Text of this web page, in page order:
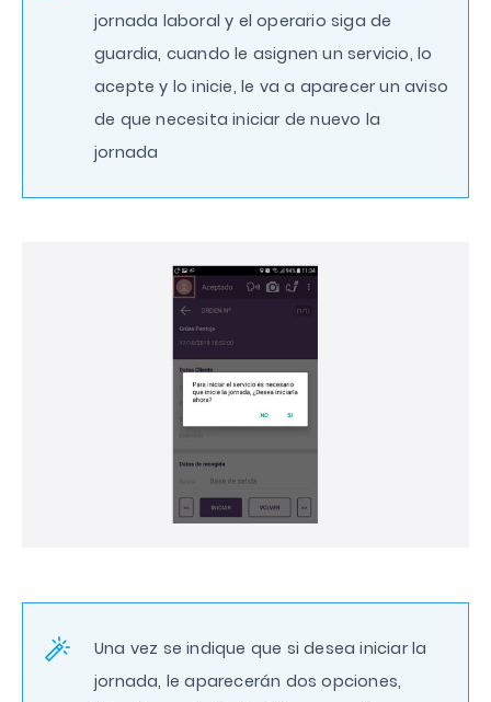
jornada laboral y el operario siga de
guardia, cuando le asignen un servicio, lo
acepte y lo inicie, le va a aparecer un aviso
de que necesita iniciar de nuevo la
jornada
Una vez se indique que si desea iniciar la
jornada, le aparecerán dos opciones,